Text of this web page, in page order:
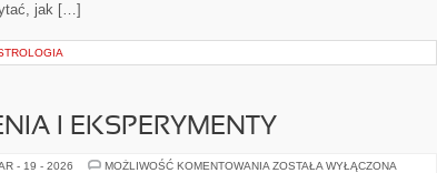
jak […]
I EKSPERYMENTY
- 19 - 2026 MOŻLIWOŚĆ KOMENTOWANIA DOŚWIADCZENIA
ZOSTAŁA WYŁĄCZONA